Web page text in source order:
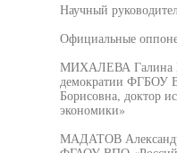
Научный
Официальные
МИХАЛЕВА Галина
демократии ФГБОУ
Борисовна, доктор
экономики»
МАДАТОВ Александр